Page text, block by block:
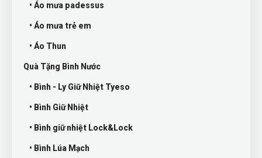
• Áo mưa padessus
• Áo mưa trẻ em
• Áo Thun
Quà Tặng Bình Nước
• Bình - Ly Giữ Nhiệt Tyeso
• Bình Giữ Nhiệt
• Bình giữ nhiệt Lock&Lock
• Bình Lúa Mạch